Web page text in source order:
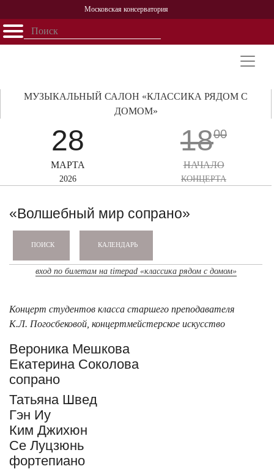
Московская консерватория
Открыть - закрыть
Персоналии
История
28
МАРТА
2026
МУЗЫКАЛЬНЫЙ САЛОН «КЛАССИКА РЯДОМ С
ДОМОМ»
1800
НАЧАЛО
КОНЦЕРТА
«Волшебный мир сопрано»
ПОИСК КАЛЕНДАРЬ
вход по билетам на timepad «классика рядом с домом»
Концерт студентов класса старшего преподавателя
К.Л. Погосбековой, концертмейстерское искусство
Вероника Мешкова
Екатерина Соколова
сопрано
Татьяна Швед
Гэн Иу
Ким Джихюн
Се Луцзюнь
фортепиано